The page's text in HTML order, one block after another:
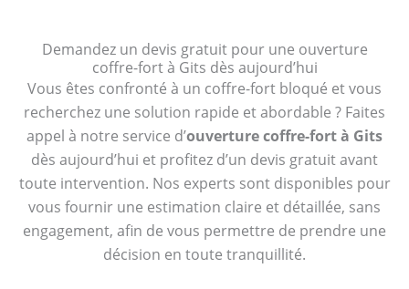
Demandez un devis gratuit pour une ouverture
coffre-fort à Gits dès aujourd’hui
Vous êtes confronté à un coffre-fort bloqué et vous
recherchez une solution rapide et abordable ? Faites
appel à notre service d’ouverture coffre-fort à Gits
dès aujourd’hui et profitez d’un devis gratuit avant
toute intervention. Nos experts sont disponibles pour
vous fournir une estimation claire et détaillée, sans
engagement, afin de vous permettre de prendre une
décision en toute tranquillité.